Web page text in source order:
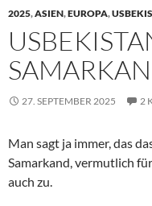
2025,ASIEN,EUROPA,
27. SEPTEMBER 2025 2
Man sagt ja immer, das
Samarkand, vermutlich
auch zu.